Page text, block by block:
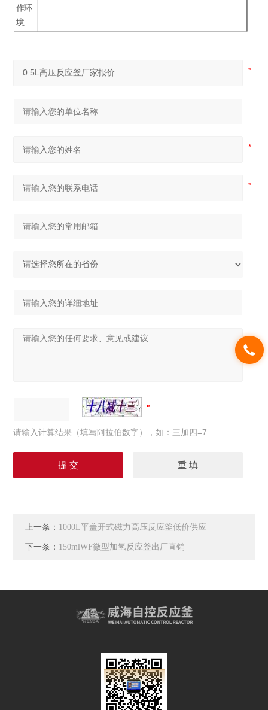
作环
境
请输入计算结果（填写阿拉伯数字），如：三加四=7
上一条： 1000L平盖开式磁力高压反应釜低价供应
下一条： 150mlWF微型加氢反应釜出厂直销